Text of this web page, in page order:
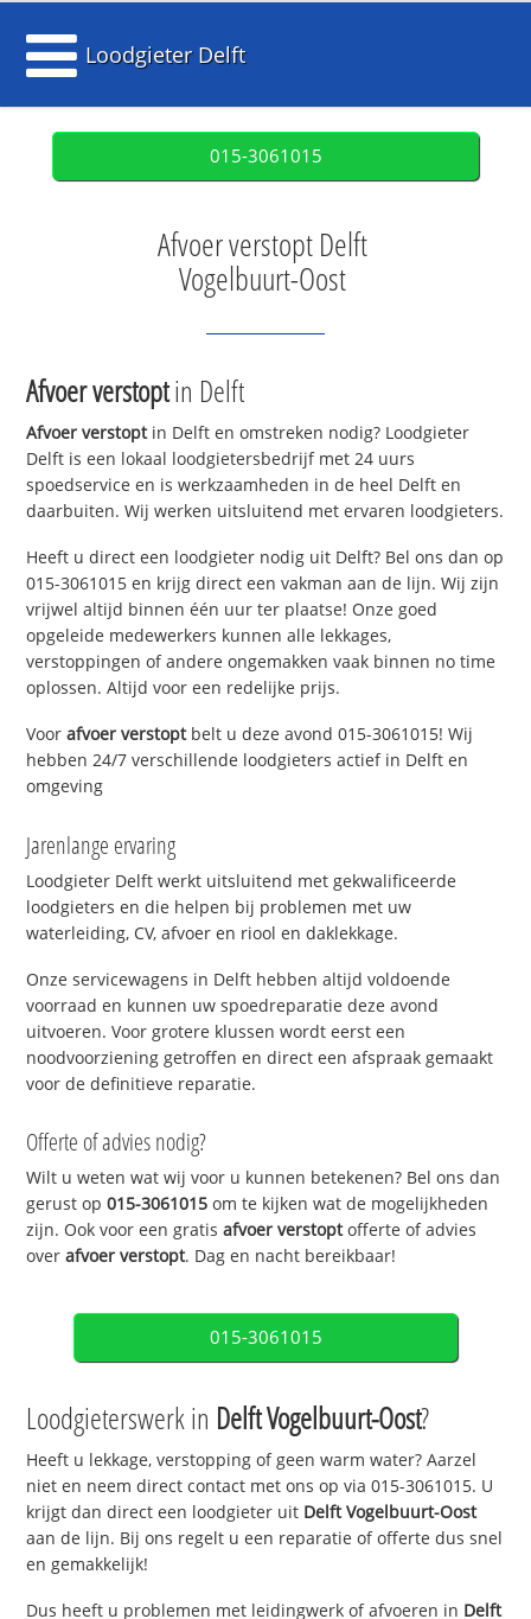
Loodgieter Delft
015-3061015
Afvoer verstopt Delft
Vogelbuurt-Oost
Afvoer verstoptin Delft
Afvoer verstoptin Delft en omstreken nodig? Loodgieter
Delft is een lokaal loodgietersbedrijf met 24 uurs
spoedservice en is werkzaamheden in de heel Delft en
daarbuiten. Wij werken uitsluitend met ervaren loodgieters.
Heeft u direct een loodgieter nodig uit Delft? Bel ons dan op
015-3061015 en krijg direct een vakman aan de lijn. Wij zijn
vrijwel altijd binnen één uur ter plaatse! Onze goed
opgeleide medewerkers kunnen alle lekkages,
verstoppingen of andere ongemakken vaak binnen no time
oplossen. Altijd voor een redelijke prijs.
Voorafvoer verstoptbelt u deze avond 015-3061015! Wij
hebben 24/7 verschillende loodgieters actief in Delft en
omgeving
Jarenlange ervaring
Loodgieter Delft werkt uitsluitend met gekwalificeerde
loodgieters en die helpen bij problemen met uw
waterleiding, CV, afvoer en riool en daklekkage.
Onze servicewagens in Delft hebben altijd voldoende
voorraad en kunnen uw spoedreparatie deze avond
uitvoeren. Voor grotere klussen wordt eerst een
noodvoorziening getroffen en direct een afspraak gemaakt
voor de definitieve reparatie.
Offerte of advies nodig?
Wilt u weten wat wij voor u kunnen betekenen? Bel ons dan
gerust op015-3061015 om te kijken wat de mogelijkheden
zijn. Ook voor een gratisafvoer verstoptofferte of advies
overafvoer verstopt. Dag en nacht bereikbaar!
015-3061015
Loodgieterswerk in Delft Vogelbuurt-Oost?
Heeft u lekkage, verstopping of geen warm water? Aarzel
niet en neem direct contact met ons op via 015-3061015. U
krijgt dan direct een loodgieter uit Delft Vogelbuurt-Oost
aan de lijn. Bij ons regelt u een reparatie of offerte dus snel
en gemakkelijk!
Dus heeft u problemen met leidingwerk of afvoeren in Delft